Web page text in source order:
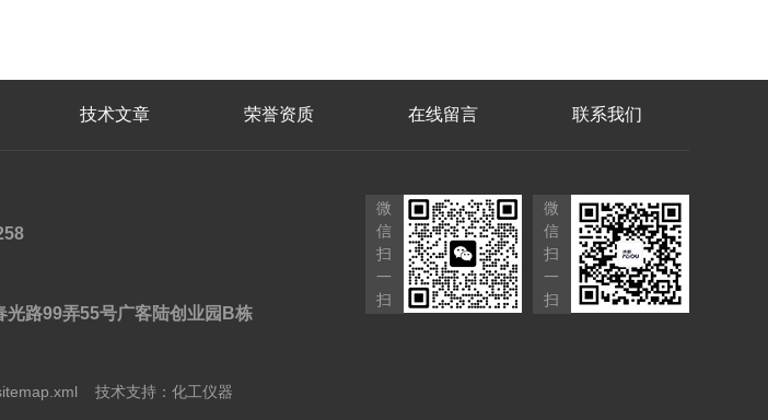
技术文章 荣誉资质 在线留言 联系我们
光路99弄55号广客陆创业园B栋
微
信
扫
一
扫
微
信
扫
一
扫
技术支持： 化工仪器